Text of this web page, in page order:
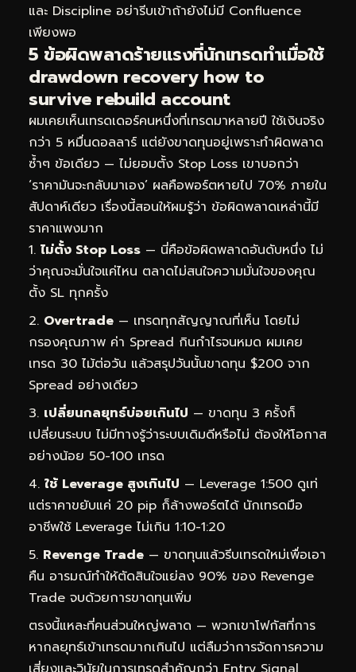
และ Discipline อย่ารีบเข้าถ้ายังไม่มี Confluence
เพียงพอ
5 ข้อผิดพลาดร้ายแรงที่นักเทรดทำเมื่อใช้
drawdown recovery how to
survive rebuild account
ผมเคยเห็นเทรดเดอร์คนหนึ่งที่เทรดมาหลายปี ใช้เงินจริง
กว่า 5 หมื่นดอลลาร์ แต่ยังขาดทุนอยู่เพราะทำผิดพลาด
ซ้ำๆ ข้อเดียว — ไม่ยอมตั้ง Stop Loss เขาบอกว่า
‘ราคามันจะกลับมาเอง’ ผลคือพอร์ตหายไป 70% ภายใน
สัปดาห์เดียว เรื่องนี้สอนให้ผมรู้ว่า ข้อผิดพลาดเหล่านี้มี
ราคาแพงมาก
ไม่ตั้ง Stop Loss — นี่คือข้อผิดพลาดอันดับหนึ่ง ไม่
ว่าคุณจะมั่นใจแค่ไหน ตลาดไม่สนใจความมั่นใจของคุณ
ตั้ง SL ทุกครั้ง
Overtrade — เทรดทุกสัญญาณที่เห็น โดยไม่
กรองคุณภาพ ค่า Spread กินกำไรจนหมด ผมเคย
เทรด 30 ไม้ต่อวัน แล้วสรุปวันนั้นขาดทุน $200 จาก
Spread อย่างเดียว
เปลี่ยนกลยุทธ์บ่อยเกินไป — ขาดทุน 3 ครั้งก็
เปลี่ยนระบบ ไม่มีทางรู้ว่าระบบเดิมดีหรือไม่ ต้องให้โอกาส
อย่างน้อย 50-100 เทรด
ใช้ Leverage สูงเกินไป — Leverage 1:500 ดูเท่
แต่ราคาขยับแค่ 20 pip ก็ล้างพอร์ตได้ นักเทรดมือ
อาชีพใช้ Leverage ไม่เกิน 1:10-1:20
Revenge Trade — ขาดทุนแล้วรีบเทรดใหม่เพื่อเอา
คืน อารมณ์ทำให้ตัดสินใจแย่ลง 90% ของ Revenge
Trade จบด้วยการขาดทุนเพิ่ม
ตรงนี้แหละที่คนส่วนใหญ่พลาด — พวกเขาโฟกัสที่การ
หากลยุทธ์เข้าเทรดมากเกินไป แต่ลืมว่าการจัดการความ